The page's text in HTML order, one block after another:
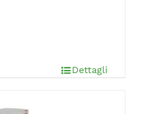
Dettagli